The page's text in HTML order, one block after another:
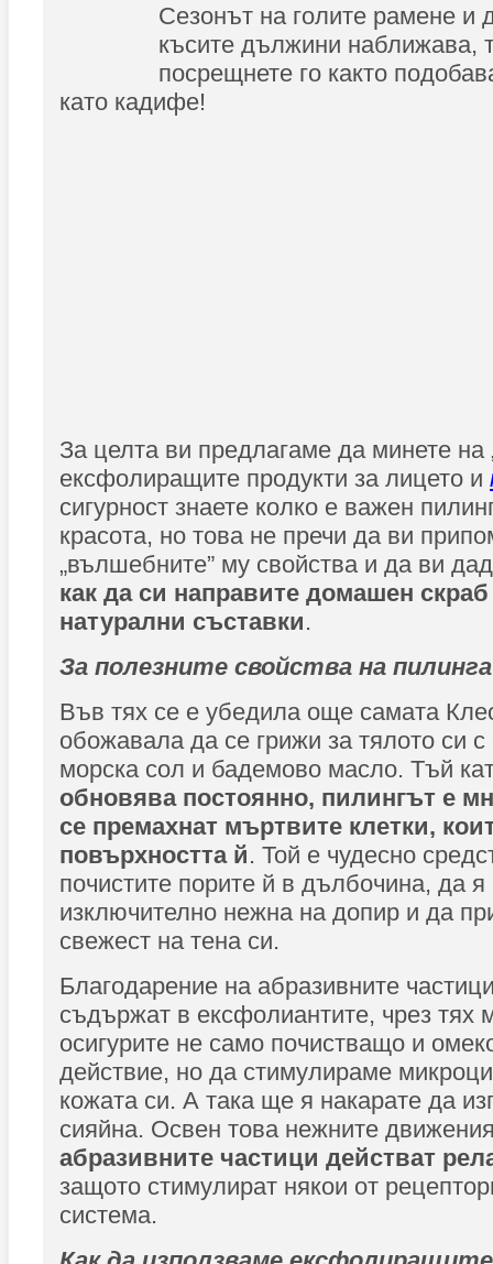
Сезонът на голите рамене и
късите дължини наближава,
посрещнете го както
като кадифе!
За целта ви предлагаме да минете на
ексфолиращите продукти за лицето и
сигурност знаете колко е важен
красота, но това не пречи да ви
„вълшебните” му свойства и да ви
как да си направите домашен
натурални съставки.
За полезните свойства на пилинга
Във тях се е убедила още самата
обожавала да се грижи за тялото си
морска сол и бадемово масло. Тъй
обновява постоянно, пилингът е
се премахнат мъртвите клетки,
повърхността й. Той е чудесно
почистите порите й в дълбочина, да я
изключително нежна на допир и да
свежест на тена си.
Благодарение на абразивните
съдържат в ексфолиантите, чрез тях
осигурите не само почистващо и
действие, но да стимулираме
кожата си. А така ще я накарате да
сияйна. Освен това нежните
абразивните частици действат
защото стимулират някои от
система.